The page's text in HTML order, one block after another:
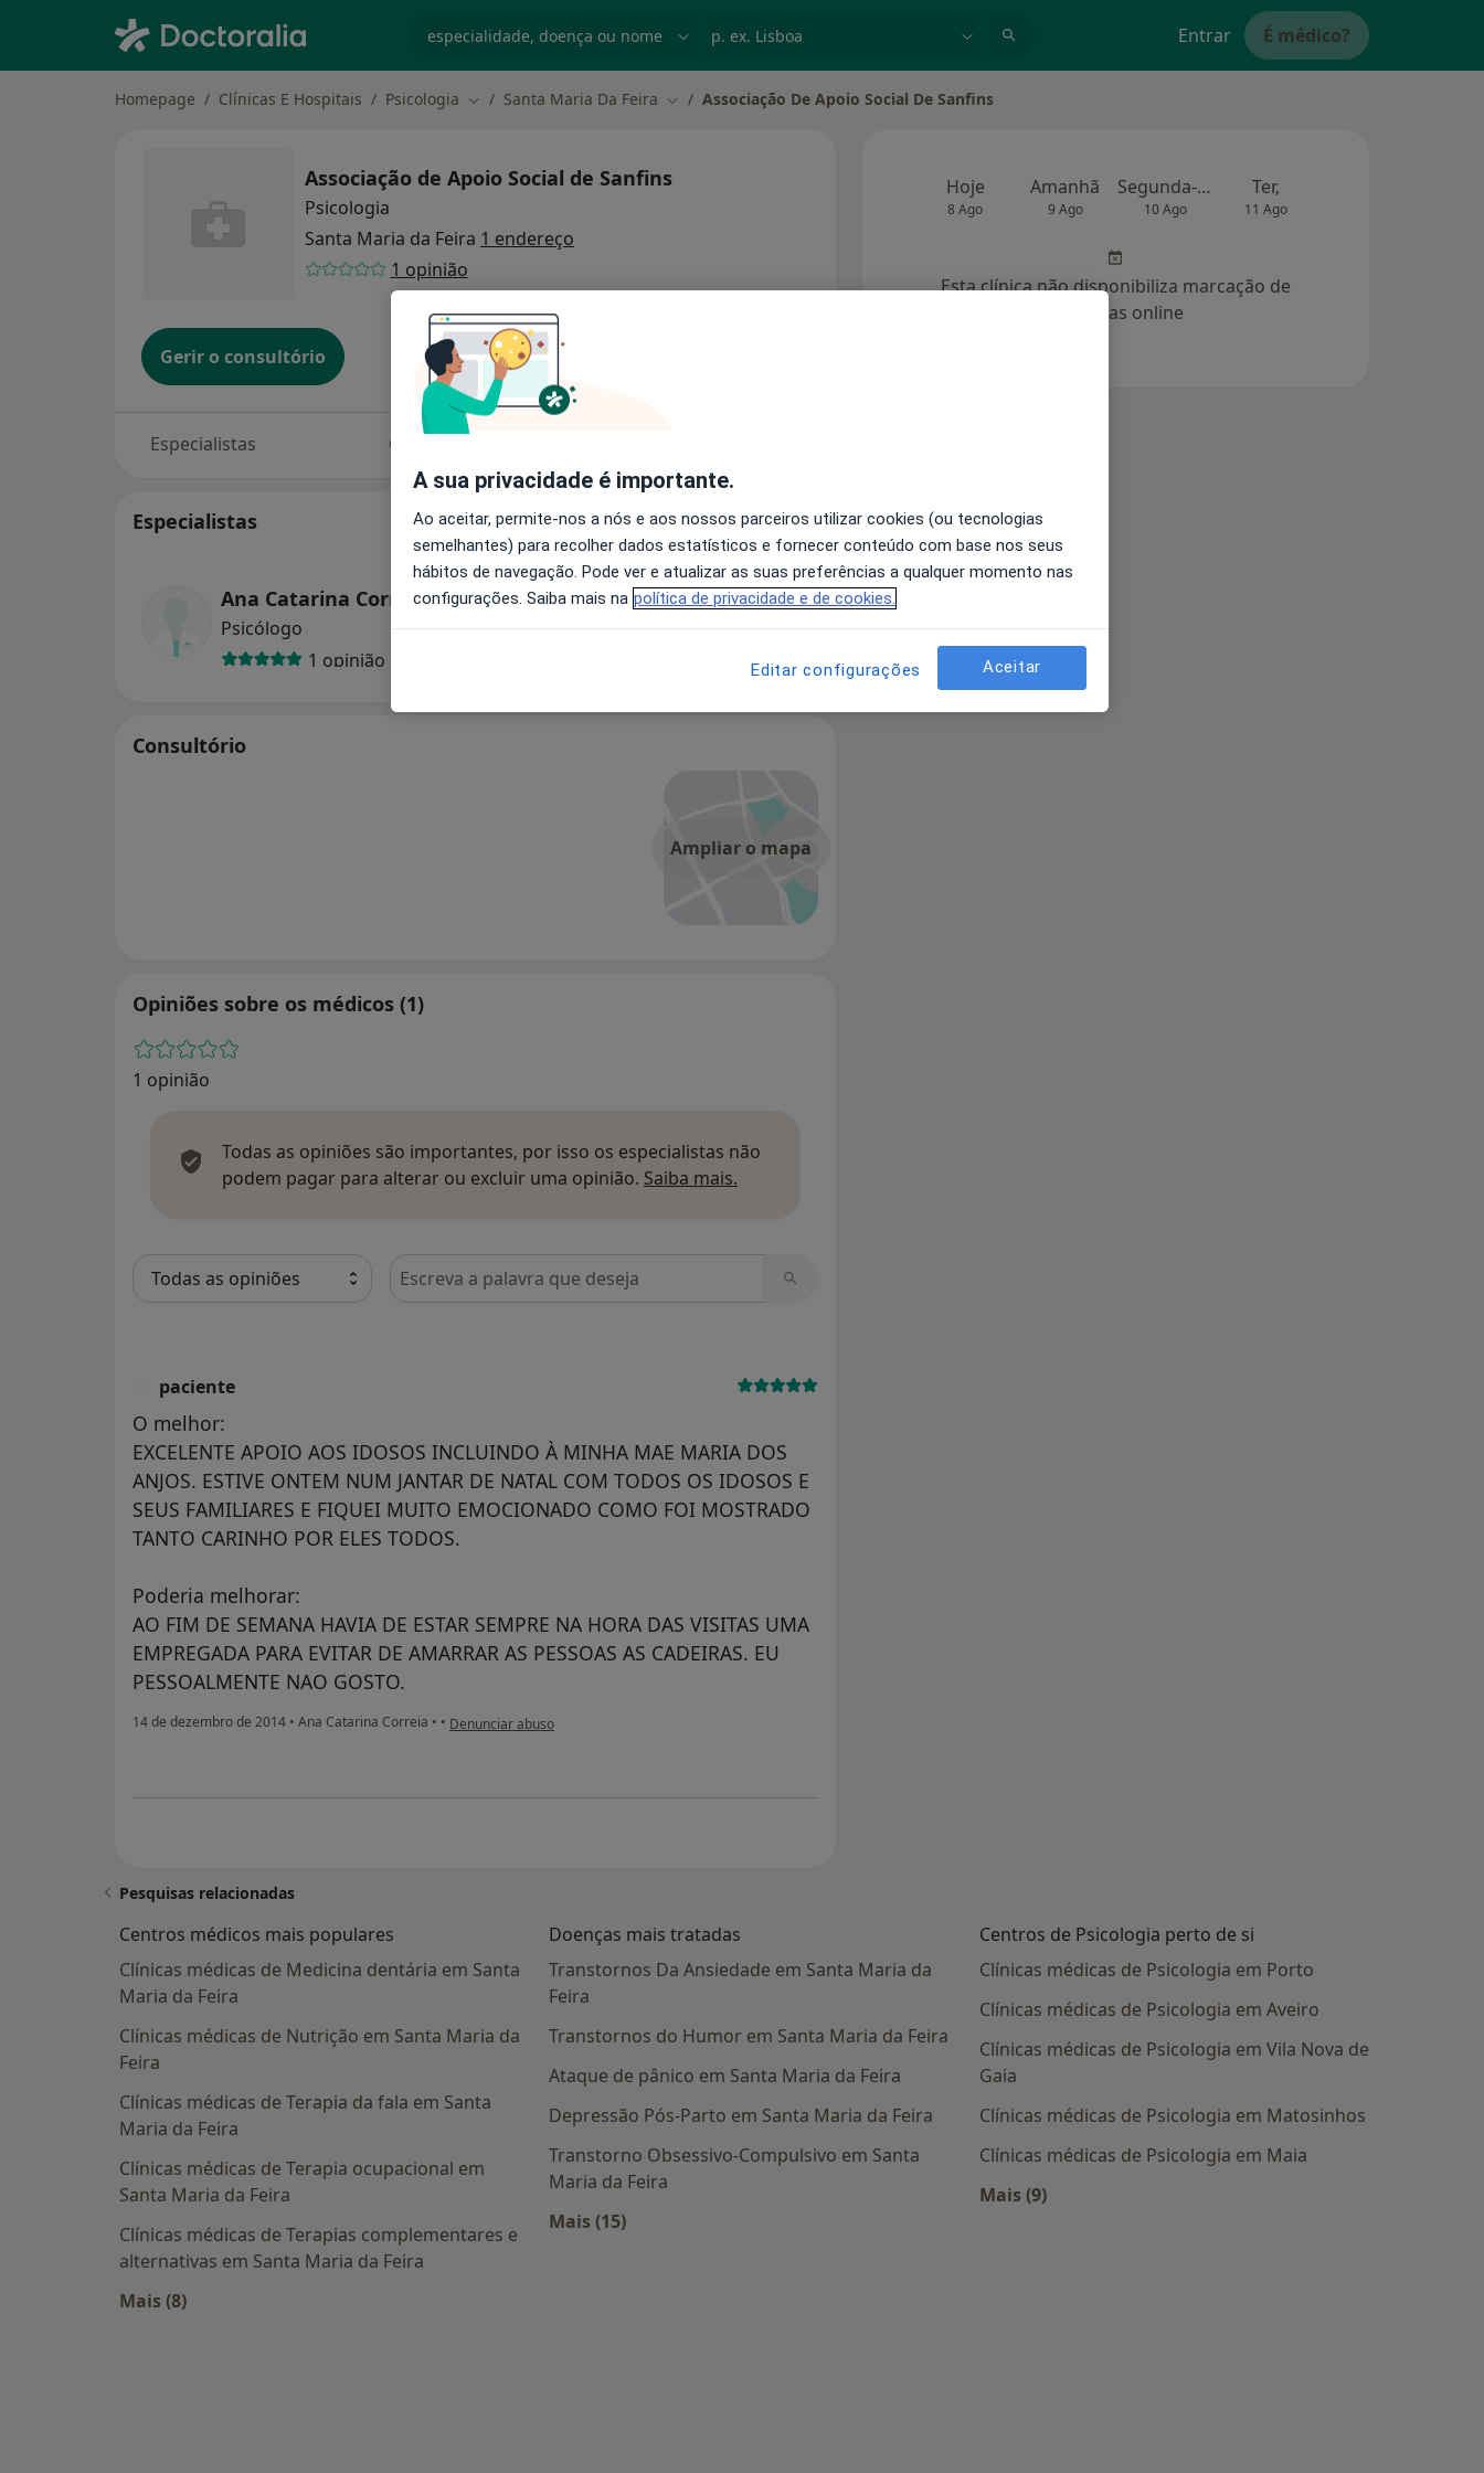
Entrar É médico?
Homepage Clínicas E Hospitais Psicologia Mudar de cidade
Santa Maria Da Feira Mudar de cidade
Associação De Apoio Social De Sanfins
Associação de Apoio Social de Sanfins
Psicologia
Santa Maria da Feira 1 endereço
1 opinião
Gerir o consultório
Especialistas Consultórios
Especialistas
Ana Catarina Correia
Psicólogo
1 opinião
Consultório
Ampliar o mapa
Opiniões sobre os médicos (1)
1 opinião
Todas as opiniões são importantes, por isso os especialistas não
podem pagar para alterar ou excluir uma opinião. Saiba mais.
Pesquisar em opiniões
paciente
O melhor:
EXCELENTE APOIO AOS IDOSOS INCLUINDO À MINHA MAE MARIA DOS
ANJOS. ESTIVE ONTEM NUM JANTAR DE NATAL COM TODOS OS IDOSOS E
SEUS FAMILIARES E FIQUEI MUITO EMOCIONADO COMO FOI MOSTRADO
TANTO CARINHO POR ELES TODOS.
Poderia melhorar:
AO FIM DE SEMANA HAVIA DE ESTAR SEMPRE NA HORA DAS VISITAS UMA
EMPREGADA PARA EVITAR DE AMARRAR AS PESSOAS AS CADEIRAS. EU
PESSOALMENTE NAO GOSTO.
14 de dezembro de 2014 • Ana Catarina Correia • • na opinião do utilizador paciente
Denunciar abuso
Hoje
8 Ago
Amanhã
9 Ago
Segunda-feira
10 Ago
Ter,
11 Ago
Esta clínica não disponibiliza marcação de
consultas online
Pesquisas relacionadas
Centros médicos mais populares
Clínicas médicas de Medicina dentária em Santa
Maria da Feira
Clínicas médicas de Nutrição em Santa Maria da
Feira
Clínicas médicas de Terapia da fala em Santa
Maria da Feira
Clínicas médicas de Terapia ocupacional em
Santa Maria da Feira
Clínicas médicas de Terapias complementares e
alternativas em Santa Maria da Feira
Mais (8)
Doenças mais tratadas
Transtornos Da Ansiedade em Santa Maria da
Feira
Transtornos do Humor em Santa Maria da Feira
Ataque de pânico em Santa Maria da Feira
Depressão Pós-Parto em Santa Maria da Feira
Transtorno Obsessivo-Compulsivo em Santa
Maria da Feira
Mais (15)
Centros de Psicologia perto de si
Clínicas médicas de Psicologia em Porto
Clínicas médicas de Psicologia em Aveiro
Clínicas médicas de Psicologia em Vila Nova de
Gaia
Clínicas médicas de Psicologia em Matosinhos
Clínicas médicas de Psicologia em Maia
Mais (9)
A sua privacidade é importante.
Ao aceitar, permite-nos a nós e aos nossos parceiros utilizar cookies (ou tecnologias
semelhantes) para recolher dados estatísticos e fornecer conteúdo com base nos seus
hábitos de navegação. Pode ver e atualizar as suas preferências a qualquer momento nas
configurações. Saiba mais na política de privacidade e de cookies.
Editar configurações Aceitar